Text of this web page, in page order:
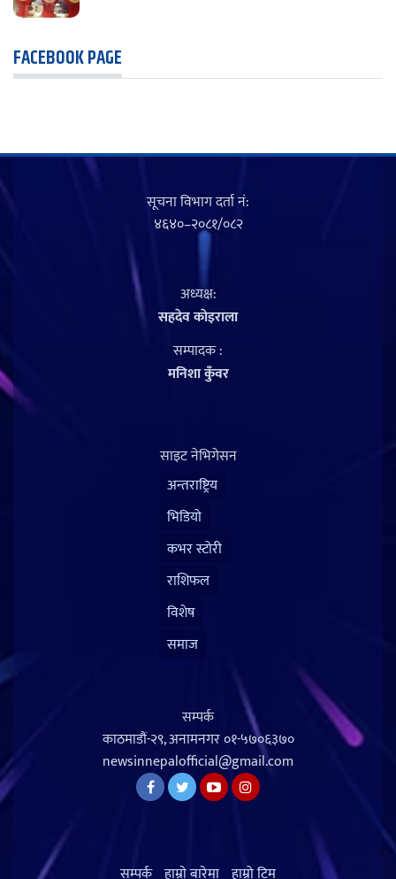
FACEBOOK PAGE
सूचना विभाग दर्ता नं‍:
४६४०–२०८१/०८२
अध्यक्ष:
सहदेव काेइराला
सम्पादक :
मनिशा कुँवर
साइट नेभिगेसन
अन्तराष्ट्रिय
भिडियो
कभर स्टोरी
राशिफल
विशेष
समाज
सम्पर्क
काठमाडौं-२९, अनामनगर०१-५७०६३७०
newsinnepalofficial@gmail.com
सम्पर्क हाम्राे बारेमा हाम्रो टिम